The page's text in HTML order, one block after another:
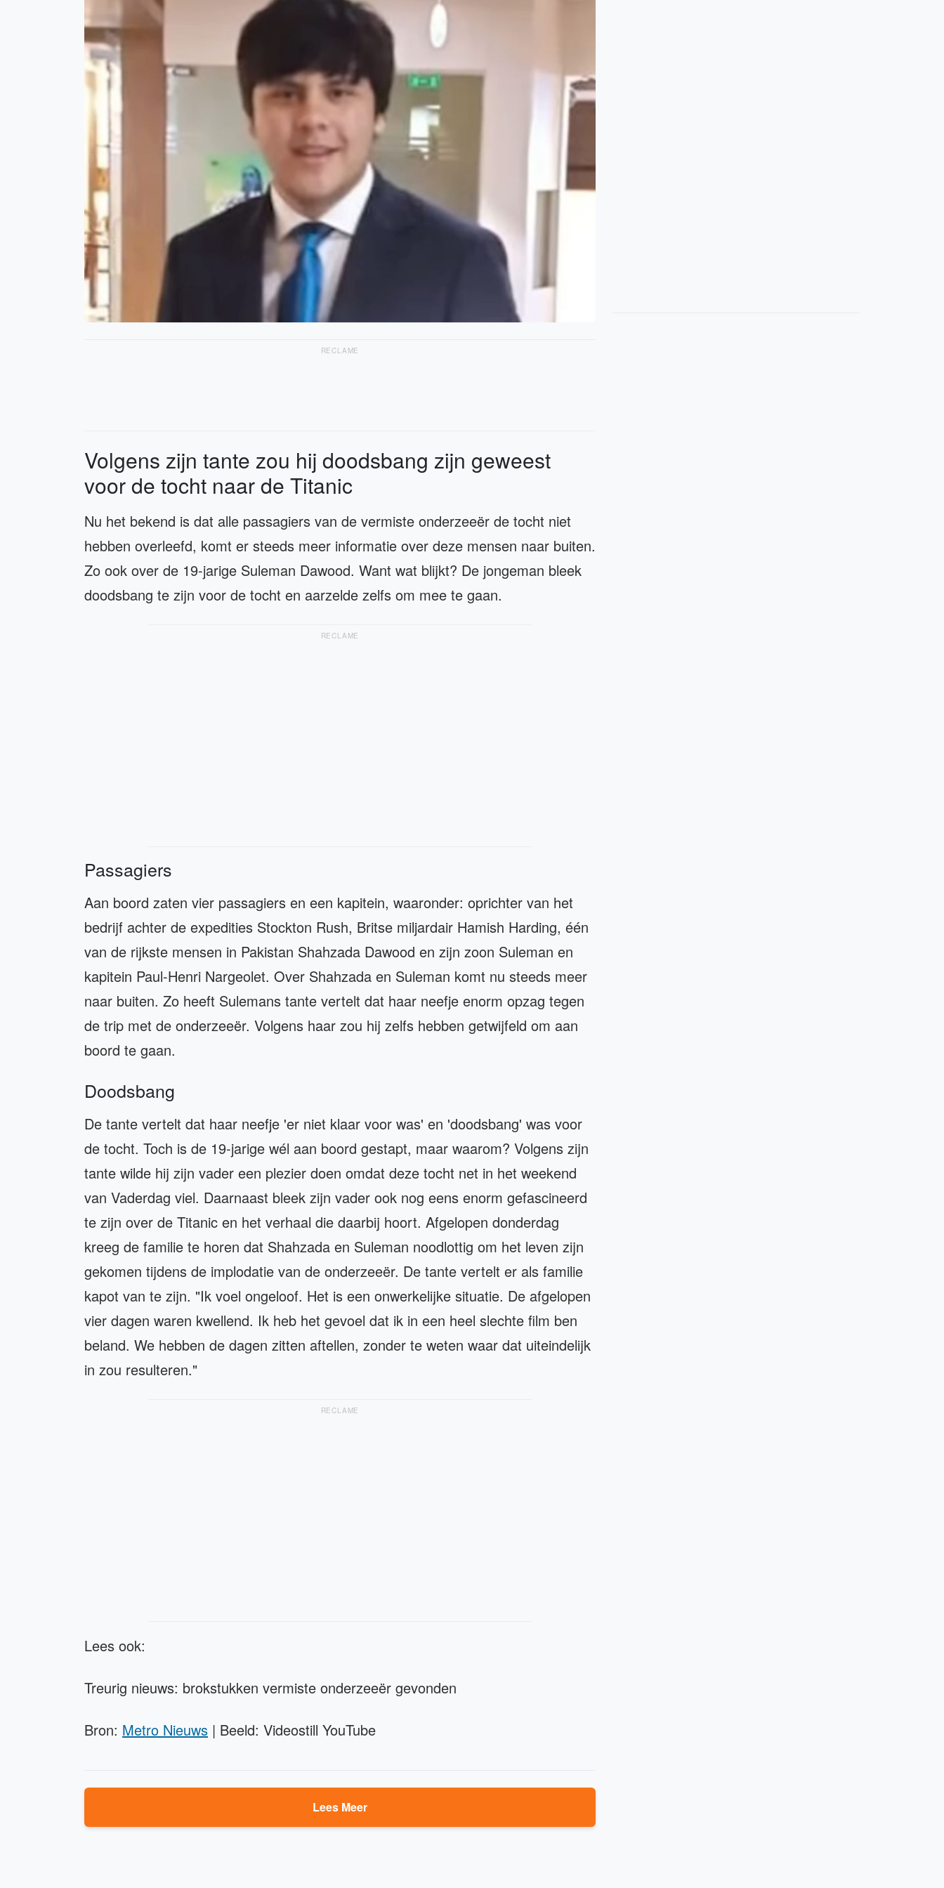
RECLAME
Volgens zijn tante zou hij doodsbang zijn geweest
voor de tocht naar de Titanic
Nu het bekend is dat alle passagiers van de vermiste onderzeeër de tocht niet
hebben overleefd, komt er steeds meer informatie over deze mensen naar buiten.
Zo ook over de 19-jarige Suleman Dawood. Want wat blijkt? De jongeman bleek
doodsbang te zijn voor de tocht en aarzelde zelfs om mee te gaan.
RECLAME
Passagiers
Aan boord zaten vier passagiers en een kapitein, waaronder: oprichter van het
bedrijf achter de expedities Stockton Rush, Britse miljardair Hamish Harding, één
van de rijkste mensen in Pakistan Shahzada Dawood en zijn zoon Suleman en
kapitein Paul-Henri Nargeolet. Over Shahzada en Suleman komt nu steeds meer
naar buiten. Zo heeft Sulemans tante vertelt dat haar neefje enorm opzag tegen
de trip met de onderzeeër. Volgens haar zou hij zelfs hebben getwijfeld om aan
boord te gaan.
Doodsbang
De tante vertelt dat haar neefje 'er niet klaar voor was' en 'doodsbang' was voor
de tocht. Toch is de 19-jarige wél aan boord gestapt, maar waarom? Volgens zijn
tante wilde hij zijn vader een plezier doen omdat deze tocht net in het weekend
van Vaderdag viel. Daarnaast bleek zijn vader ook nog eens enorm gefascineerd
te zijn over de Titanic en het verhaal die daarbij hoort. Afgelopen donderdag
kreeg de familie te horen dat Shahzada en Suleman noodlottig om het leven zijn
gekomen tijdens de implodatie van de onderzeeër. De tante vertelt er als familie
kapot van te zijn. "Ik voel ongeloof. Het is een onwerkelijke situatie. De afgelopen
vier dagen waren kwellend. Ik heb het gevoel dat ik in een heel slechte film ben
beland. We hebben de dagen zitten aftellen, zonder te weten waar dat uiteindelijk
in zou resulteren."
RECLAME
Lees ook:
Treurig nieuws: brokstukken vermiste onderzeeër gevonden
Bron: Metro Nieuws | Beeld: Videostill YouTube
Lees Meer